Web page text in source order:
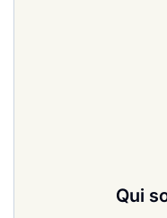
Qui